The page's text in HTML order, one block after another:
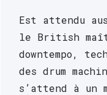
Est attendu
le British
downtempo,
des drum